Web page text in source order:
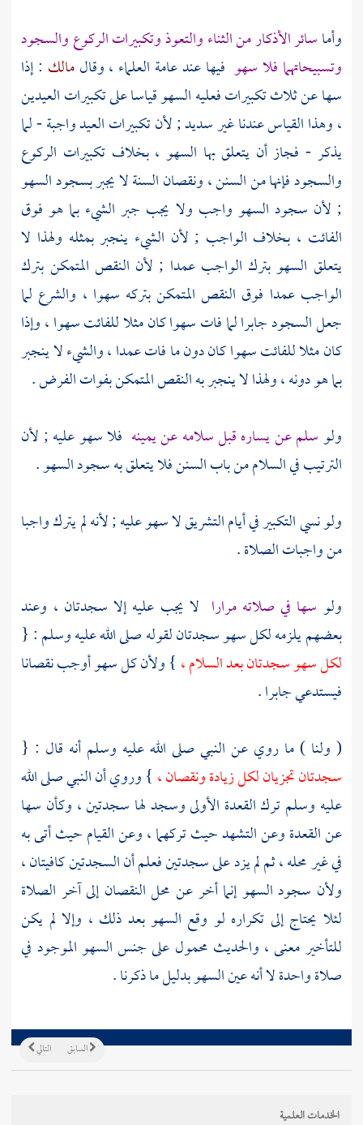
وأماسائر الأذكار من الثناء والتعوذ وتكبيرات الركوع والسجود
وتسبيحاتهما فلا سهو فيها عند عامة العلماء ، وقالمالك : إذا
سها عن ثلاث تكبيرات فعليه السهو قياسا على تكبيرات العيدين
، وهذا القياس عندنا غير سديد ; لأن تكبيرات العيد واجبة - لما
يذكر - فجاز أن يتعلق بها السهو ، بخلاف تكبيرات الركوع
والسجود فإنها من السنن ، ونقصان السنة لا يجبر بسجود السهو
; لأن سجود السهو واجب ولا يجب جبر الشيء بما هو فوق
الفائت ، بخلاف الواجب ; لأن الشيء ينجبر بمثله ولهذا لا
يتعلق السهو بترك الواجب عمدا ; لأن النقص المتمكن بترك
الواجب عمدا فوق النقص المتمكن بتركه سهوا ، والشرع لما
جعل السجود جابرا لما فات سهوا كان مثلا للفائت سهوا ، وإذا
كان مثلا للفائت سهوا كان دون ما فات عمدا ، والشيء لا ينجبر
بما هو دونه ، ولهذا لا ينجبر به النقص المتمكن بفوات الفرض .
ولوسلم عن يساره قبل سلامه عن يمينه فلا سهو عليه ; لأن
الترتيب في السلام من باب السنن فلا يتعلق به سجود السهو .
ولو نسي التكبير في أيام التشريق لا سهو عليه ; لأنه لم يترك واجبا
من واجبات الصلاة .
ولو سها في صلاته مرارا لا يجب عليه إلا سجدتان ، وعند
بعضهم يلزمه لكل سهو سجدتان لقوله صلى الله عليه وسلم : {
لكل سهو سجدتان بعد السلام ، } ولأن كل سهو أوجب نقصانا
فيستدعي جابرا .
( ولنا ) ما روي عن النبي صلى الله عليه وسلم أنه قال : {
سجدتان تجزيان لكل زيادة ونقصان ، } وروي أن النبي صلى الله
عليه وسلم ترك القعدة الأولى وسجد لها سجدتين ، وكأن سها
عن القعدة وعن التشهد حيث تركهما ، وعن القيام حيث أتى به
في غير محله ، ثم لم يزد على سجدتين فعلم أن السجدتين كافيتان ،
ولأن سجود السهو إنما أخر عن محل النقصان إلى آخر الصلاة
لئلا يحتاج إلى تكراره لو وقع السهو بعد ذلك ، وإلا لم يكن
للتأخير معنى ، والحديث محمول على جنس السهو الموجود في
صلاة واحدة لا أنه عين السهو بدليل ما ذكرنا .
التالي السابق
الخدمات العلمية